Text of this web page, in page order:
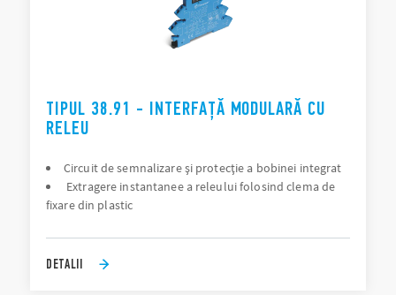
TIPUL 38.91 - INTERFAȚĂ MODULARĂ CU
RELEU
Circuit de semnalizare și protecție a bobinei integrat
Extragere instantanee a releului folosind clema de
fixare din plastic
DETALII